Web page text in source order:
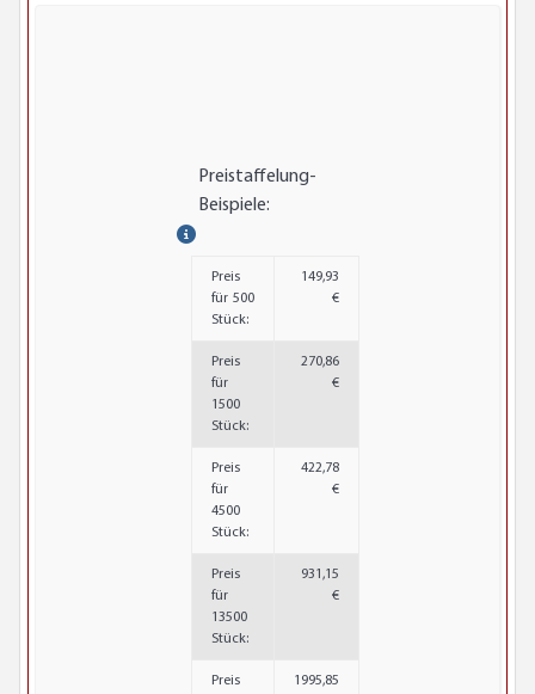
Preistaffelung-
Beispiele:
Preis
für 500
Stück:
149,93
€
Preis
für
1500
Stück:
270,86
€
Preis
für
4500
Stück:
422,78
€
Preis
für
13500
Stück:
931,15
€
Preis
1995,85